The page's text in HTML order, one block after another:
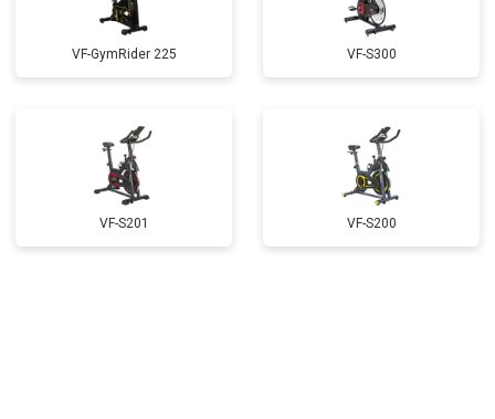
VF-GymRider 225 VF-S300
VF-S201 VF-S200